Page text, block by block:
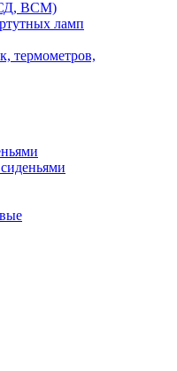
ВСМ)
ламп
термометров,